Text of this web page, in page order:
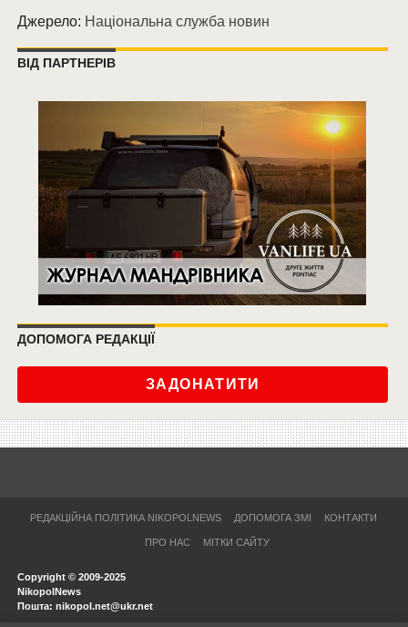
Джерело: Національна служба новин
ВІД ПАРТНЕРІВ
ДОПОМОГА РЕДАКЦІЇ
ЗАДОНАТИТИ
РЕДАКЦІЙНА ПОЛІТИКА NIKOPOLNEWS ДОПОМОГА ЗМІ КОНТАКТИ
ПРО НАС МІТКИ САЙТУ
Copyright © 2009-2025
NikopolNews
Пошта: nikopol.net@ukr.net